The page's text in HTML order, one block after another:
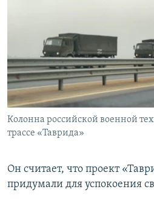
Колонна российской военной
трассе «Таврида»
Он считает, что проект
придумали для успокоения